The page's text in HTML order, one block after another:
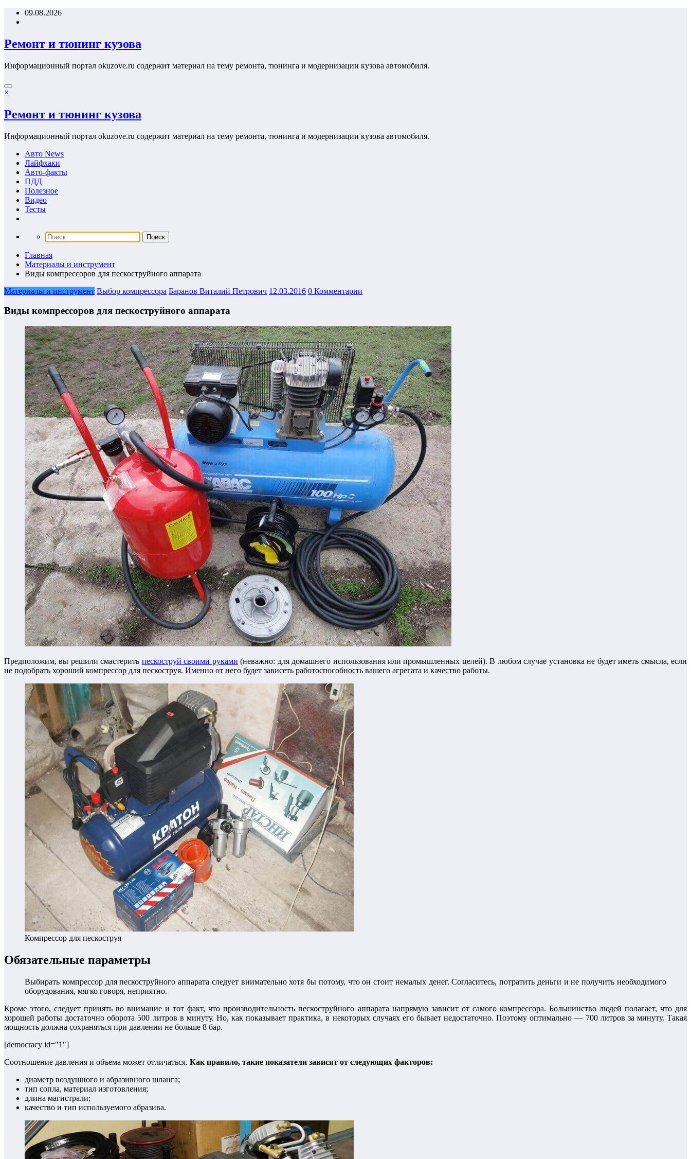
Перейти09.08.2026
Ремонт и тюнинг кузова
Информационный портал okuzove.ru содержит материал на тему ремонта, тюнинга и модернизации кузова автомобиля.
×
Ремонт и тюнинг кузова
Информационный портал okuzove.ru содержит материал на тему ремонта, тюнинга и модернизации кузова автомобиля.
Авто News
Лайфхаки
Авто-факты
ПДД
Полезное
Видео
Тесты
Главная
Материалы и инструмент
Виды компрессоров для пескоструйного аппарата
Материалы и инструмент Выбор компрессора Баранов Виталий Петрович 12.03.2016 0 Комментарии
Виды компрессоров для пескоструйного аппарата
Предположим, вы решили смастерить пескоструй своими руками (неважно: для домашнего использования или промышленных целей). В любом случае установка не будет иметь смысла, если
не подобрать хороший компрессор для пескоструя. Именно от него будет зависеть работоспособность вашего агрегата и качество работы.
Компрессор для пескоструя
Обязательные параметры
Выбирать компрессор для пескоструйного аппарата следует внимательно хотя бы потому, что он стоит немалых денег. Согласитесь, потратить деньги и не получить необходимого
оборудования, мягко говоря, неприятно.
Кроме этого, следует принять во внимание и тот факт, что производительность пескоструйного аппарата напрямую зависит от самого компрессора. Большинство людей полагает, что для
хорошей работы достаточно оборота 500 литров в минуту. Но, как показывает практика, в некоторых случаях его бывает недостаточно. Поэтому оптимально — 700 литров за минуту. Такая
мощность должна сохраняться при давлении не больше 8 бар.
[democracy id="1"]
Соотношение давления и объема может отличаться. Как правило, такие показатели зависят от следующих факторов:
диаметр воздушного и абразивного шланга;
тип сопла, материал изготовления;
длина магистрали;
качество и тип используемого абразива.